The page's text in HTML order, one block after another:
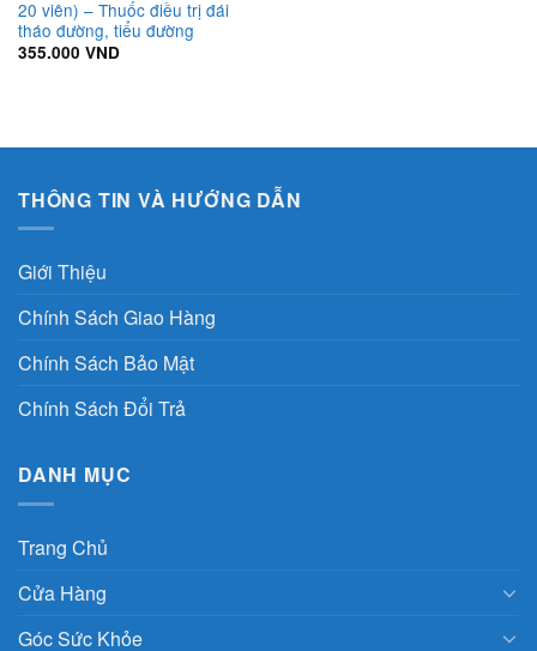
20 viên) – Thuốc điều trị đái
tháo đường, tiểu đường
355.000 VND
VND.
THÔNG TIN VÀ HƯỚNG DẪN
Giới Thiệu
Chính Sách Giao Hàng
Chính Sách Bảo Mật
Chính Sách Đổi Trả
DANH MỤC
Trang Chủ
Cửa Hàng
Góc Sức Khỏe